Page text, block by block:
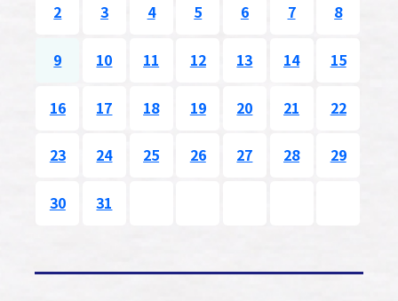
2 3 4 5 6 7 8
9 10 11 12 13 14 15
16 17 18 19 20 21 22
23 24 25 26 27 28 29
30 31